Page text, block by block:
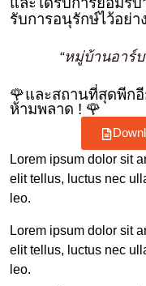
รับการอนุรักษ์ไว้อย่
“หมู่บ้านอาร์
🌹และสถานที่สุดพีก
ห้ามพลาด ! 🌹
Lorem ipsum dolor sit
elit tellus, luctus nec
leo.
Lorem ipsum dolor sit
elit tellus, luctus nec
leo.